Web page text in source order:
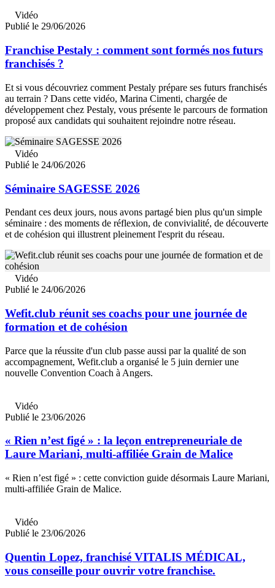
Vidéo
Publié le 29/06/2026
Franchise Pestaly : comment sont formés nos futurs
franchisés ?
Et si vous découvriez comment Pestaly prépare ses futurs franchisés
au terrain ? Dans cette vidéo, Marina Cimenti, chargée de
développement chez Pestaly, vous présente le parcours de formation
proposé aux candidats qui souhaitent rejoindre notre réseau.
Vidéo
Publié le 24/06/2026
Séminaire SAGESSE 2026
Pendant ces deux jours, nous avons partagé bien plus qu'un simple
séminaire : des moments de réflexion, de convivialité, de découverte
et de cohésion qui illustrent pleinement l'esprit du réseau.
Vidéo
Publié le 24/06/2026
Wefit.club réunit ses coachs pour une journée de
formation et de cohésion
Parce que la réussite d'un club passe aussi par la qualité de son
accompagnement, Wefit.club a organisé le 5 juin dernier une
nouvelle Convention Coach à Angers.
Vidéo
Publié le 23/06/2026
« Rien n’est figé » : la leçon entrepreneuriale de
Laure Mariani, multi-affiliée Grain de Malice
« Rien n’est figé » : cette conviction guide désormais Laure Mariani,
multi-affiliée Grain de Malice.
Vidéo
Publié le 23/06/2026
Quentin Lopez, franchisé VITALIS MÉDICAL,
vous conseille pour ouvrir votre franchise.